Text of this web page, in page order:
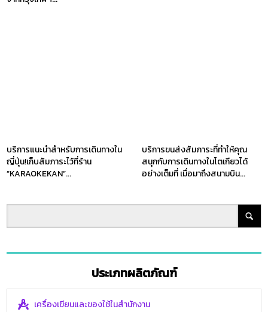
บริการแนะนำสำหรับการเดินทางใน
ญี่ปุ่น!เก็บสัมภาระไว้ที่ร้าน
”KARAOKEKAN”...
บริการขนส่งสัมภาระที่ทำให้คุณ
สนุกกับการเดินทางในโตเกียวได้
อย่างเต็มที่ เมื่อมาถึงสนามบิน...
ประเภทผลิตภัณฑ์
เครื่องเขียนและของใช้ในสำนักงาน